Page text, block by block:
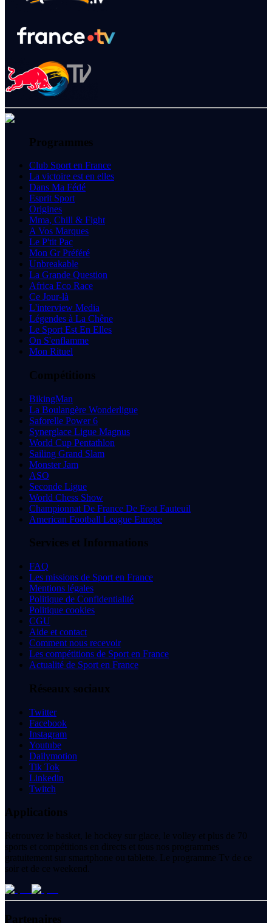
Programmes
Club Sport en France
La victoire est en elles
Dans Ma Fédé
Esprit Sport
Origines
Mma, Chill & Fight
A Vos Marques
Le P'tit Pac
Mon Gr Préféré
Unbreakable
La Grande Question
Africa Eco Race
Ce Jour-là
L'interview Media
Légendes à La Chêne
Le Sport Est En Elles
On S'enflamme
Mon Rituel
Compétitions
BikingMan
La Boulangère Wonderligue
Saforelle Power 6
Synerglace Ligue Magnus
World Cup Pentathlon
Sailing Grand Slam
Monster Jam
ASO
Seconde Ligue
World Chess Show
Championnat De France De Foot Fauteuil
American Football League Europe
Services et Informations
FAQ
Les missions de Sport en France
Mentions légales
Politique de Confidentialité
Politique cookies
CGU
Aide et contact
Comment nous recevoir
Les compétitions de Sport en France
Actualité de Sport en France
Réseaux sociaux
Twitter
Facebook
Instagram
Youtube
Dailymotion
Tik Tok
Linkedin
Twitch
Applications
Retrouvez le basket, le hockey sur glace, le volley et plus de 70
sports et compétitions en directs et tous nos programmes
gratuitement sur smartphone ou tablette. Le programme Tv de ce
soir et de ce weekend.
Partenaires